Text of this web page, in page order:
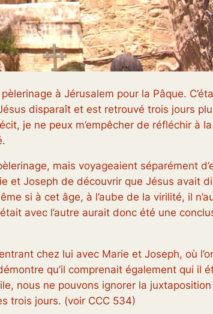
à Jérusalem pour la Pâque.
disparaît et est retrouvé trois jours
je ne peux m’empêcher de réfléchir à
mais voyageaient séparément
et Joseph de découvrir que Jésus avait
si à cet âge, à l’aube de la virilité, il
avec l’autre aurait donc été une
chez lui avec Marie et Joseph, où
qu’il comprenait également qui il
nous ne pouvons ignorer la
trois jours. (voir CCC 534)